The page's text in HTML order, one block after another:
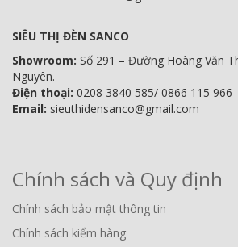
SIÊU THỊ ĐÈN SANCO
Showroom: Số 291 – Đường Hoàng Văn
Nguyên.
Điện thoại: 0208 3840 585/ 0866 115 966
Email: sieuthidensanco@gmail.com
Chính sách và Quy định
Chính sách bảo mật thông tin
Chính sách kiểm hàng